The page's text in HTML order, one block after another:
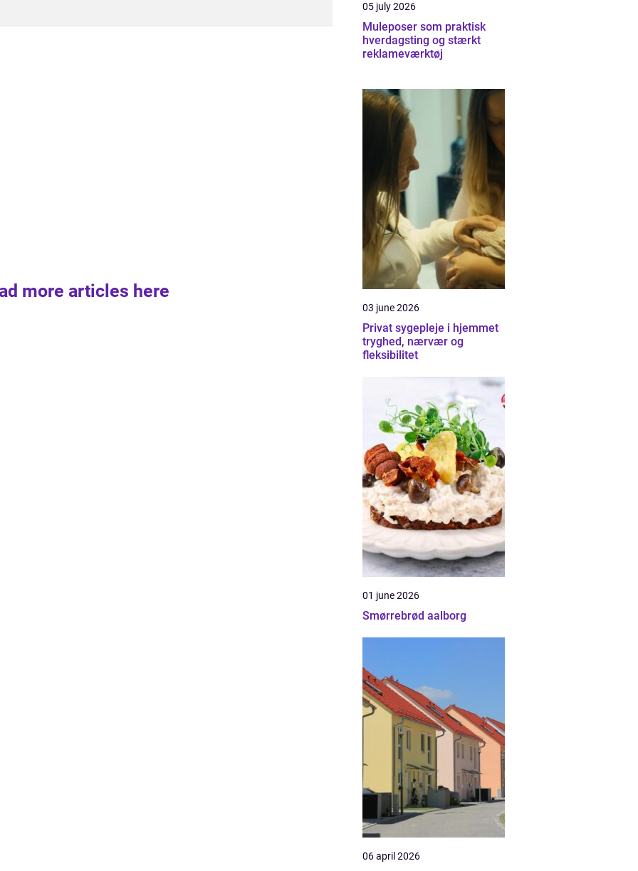
more articles here
05 july 2026
Muleposer som praktisk
hverdagsting og stærkt
reklameværktøj
03 june 2026
Privat sygepleje i hjemmet
tryghed, nærvær og
fleksibilitet
01 june 2026
Smørrebrød aalborg
06 april 2026